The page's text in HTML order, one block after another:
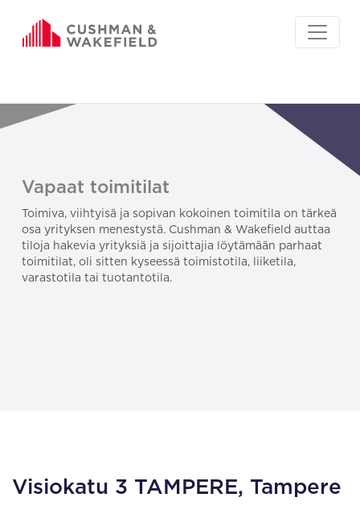
Vapaat toimitilat
Toimiva, viihtyisä ja sopivan kokoinen toimitila on tärkeä
osa yrityksen menestystä. Cushman & Wakefield auttaa
tiloja hakevia yrityksiä ja sijoittajia löytämään parhaat
toimitilat, oli sitten kyseessä toimistotila, liiketila,
varastotila tai tuotantotila.
Visiokatu 3 TAMPERE, Tampere